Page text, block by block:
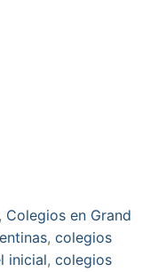
, Colegios en Grand
, colegios
inicial, colegios